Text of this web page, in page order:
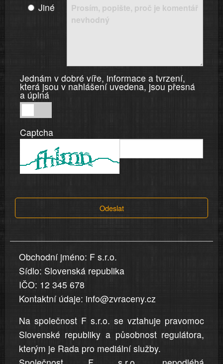
Jiné
Jednám v dobré víře, informace a tvrzení,
která jsou v nahlášení uvedena, jsou přesná
a úplná
v
dobré
informace
v
uvedena,
jsou
přesná
a
úplná
Captcha
Odeslat
Obchodní jméno: F s.r.o.
Sídlo: Slovenská republika
IČO: 12 345 678
Kontaktní údaje: info@zvraceny.cz
Na společnost F s.r.o. se vztahuje pravomoc
Slovenské republiky a působnost regulátora,
kterým je Rada pro mediální služby.